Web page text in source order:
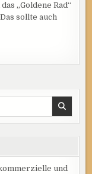
„SEMPER“,
„ARCONA“,
„CORONA“,
„Goldene Rad“
sollte auch
und